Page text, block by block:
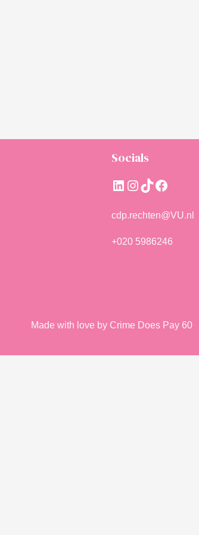
Socials
LinkedIn
Instagram
TikTokFacebook
cdp.rechten@VU.nl
+020 5986246
Made with love by Crime Does Pay 60